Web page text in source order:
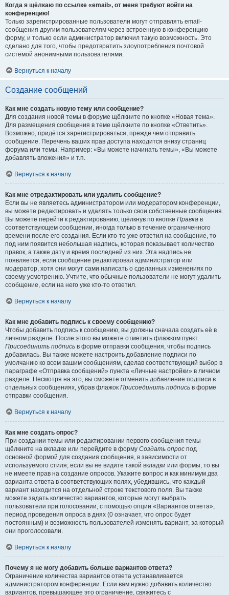
Когда я щёлкаю по ссылке «email», от меня требуют войти на
конференцию!
Только зарегистрированные пользователи могут отправлять email-
сообщения другим пользователям через встроенную в конференцию
форму, и только если администратор включил такую возможность. Это
сделано для того, чтобы предотвратить злоупотребления почтовой
системой анонимными пользователями.
Вернуться к началу
Создание сообщений
Как мне создать новую тему или сообщение?
Для создания новой темы в форуме щёлкните по кнопке «Новая тема».
Для размещения сообщения в теме щёлкните по кнопке «Ответить».
Возможно, придётся зарегистрироваться, прежде чем отправить
сообщение. Перечень ваших прав доступа находится внизу страниц
форума или темы. Например: «Вы можете начинать темы», «Вы можете
добавлять вложения» и т.п.
Вернуться к началу
Как мне отредактировать или удалить сообщение?
Если вы не являетесь администратором или модератором конференции,
вы можете редактировать и удалять только свои собственные сообщения.
Вы можете перейти к редактированию, щёлкнув по кнопке Правка в
соответствующем сообщении, иногда только в течение ограниченного
времени после его создания. Если кто-то уже ответил на сообщение, то
под ним появится небольшая надпись, которая показывает количество
правок, а также дату и время последней из них. Эта надпись не
появляется, если сообщение редактировал администратор или
модератор, хотя они могут сами написать о сделанных изменениях по
своему усмотрению. Учтите, что обычные пользователи не могут удалить
сообщение, если на него уже кто-то ответил.
Вернуться к началу
Как мне добавить подпись к своему сообщению?
Чтобы добавить подпись к сообщению, вы должны сначала создать её в
личном разделе. После этого вы можете отметить флажком пункт
Присоединить подпись в форме отправки сообщения, чтобы подпись
добавилась. Вы также можете настроить добавление подписи по
умолчанию ко всем вашим сообщениям, сделав соответствующий выбор в
параграфе «Отправка сообщений» пункта «Личные настройки» в личном
разделе. Несмотря на это, вы сможете отменить добавление подписи в
отдельных сообщениях, убрав флажок Присоединить подпись в форме
отправки сообщения.
Вернуться к началу
Как мне создать опрос?
При создании темы или редактировании первого сообщения темы
щёлкните на вкладке или перейдите в форму Создать опрос под
основной формой для создания сообщения, в зависимости от
используемого стиля; если вы не видите такой вкладки или формы, то вы
не имеете прав на создание опросов. Укажите вопрос и как минимум два
варианта ответа в соответствующих полях, убедившись, что каждый
вариант находится на отдельной строке текстового поля. Вы также
можете задать количество вариантов, которые могут выбрать
пользователи при голосовании, с помощью опции «Вариантов ответа»,
период проведения опроса в днях (0 означает, что опрос будет
постоянным) и возможность пользователей изменять вариант, за который
они проголосовали.
Вернуться к началу
Почему я не могу добавить больше вариантов ответа?
Ограничение количества вариантов ответа устанавливается
администратором конференции. Если вам нужно добавить количество
вариантов, превышающее это ограничение, свяжитесь с